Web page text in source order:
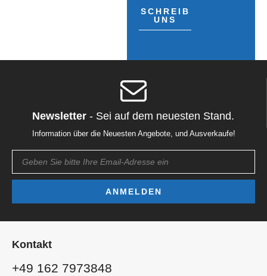
SCHREIB
UNS
Newsletter - Sei auf dem neuesten Stand.
Information über die Neuesten Angebote, und Ausverkaufe!
ANMELDEN
Kontakt
+49 162 7973848